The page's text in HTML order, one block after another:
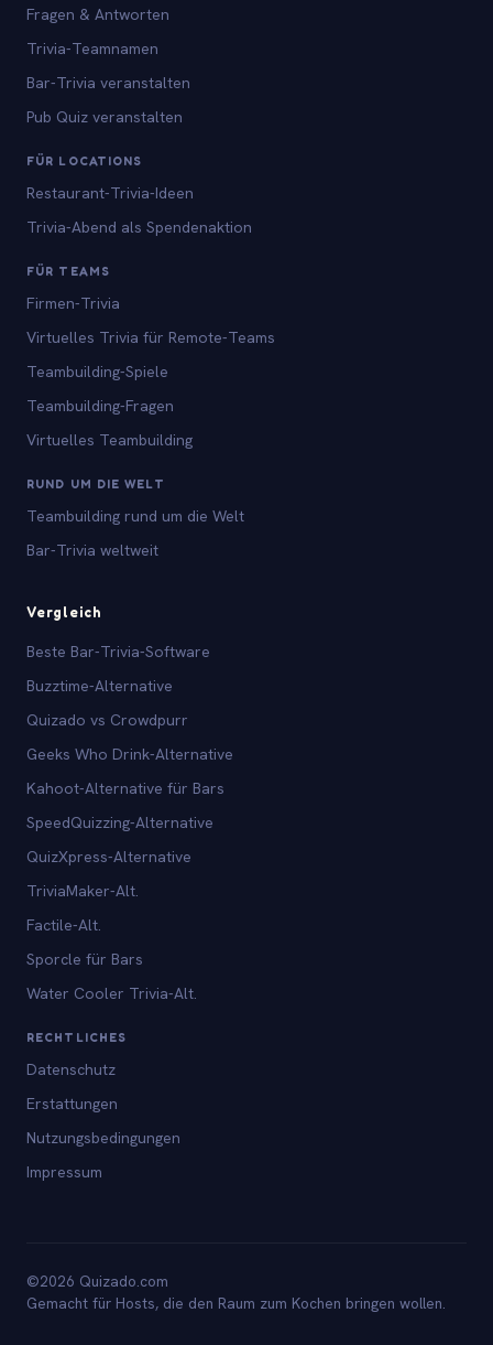
Fragen & Antworten
Trivia-Teamnamen
Bar-Trivia veranstalten
Pub Quiz veranstalten
FÜR LOCATIONS
Restaurant-Trivia-Ideen
Trivia-Abend als Spendenaktion
FÜR TEAMS
Firmen-Trivia
Virtuelles Trivia für Remote-Teams
Teambuilding-Spiele
Teambuilding-Fragen
Virtuelles Teambuilding
RUND UM DIE WELT
Teambuilding rund um die Welt
Bar-Trivia weltweit
Vergleich
Beste Bar-Trivia-Software
Buzztime-Alternative
Quizado vs Crowdpurr
Geeks Who Drink-Alternative
Kahoot-Alternative für Bars
SpeedQuizzing-Alternative
QuizXpress-Alternative
TriviaMaker-Alt.
Factile-Alt.
Sporcle für Bars
Water Cooler Trivia-Alt.
RECHTLICHES
Datenschutz
Erstattungen
Nutzungsbedingungen
Impressum
©2026 Quizado.com
Gemacht für Hosts, die den Raum zum Kochen bringen wollen.